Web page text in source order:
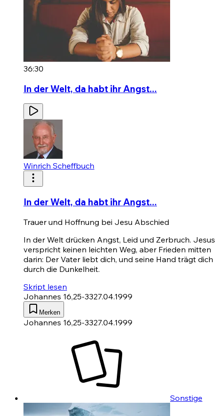
36:30
In der Welt, da habt ihr Angst...
Winrich Scheffbuch
In der Welt, da habt ihr Angst...
Trauer und Hoffnung bei Jesu Abschied
In der Welt drücken Angst, Leid und Zerbruch. Jesus
verspricht keinen leichten Weg, aber Frieden mitten
darin: Der Vater liebt dich, und seine Hand trägt dich
durch die Dunkelheit.
Skript lesen
Johannes 16,25-3327.04.1999
Merken
Johannes 16,25-3327.04.1999
Sonstige